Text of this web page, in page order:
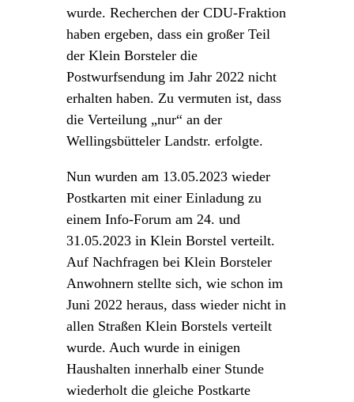
wurde. Recherchen der CDU-Fraktion
haben ergeben, dass ein großer Teil
der Klein Borsteler die
Postwurfsendung im Jahr 2022 nicht
erhalten haben. Zu vermuten ist, dass
die Verteilung „nur“ an der
Wellingsbütteler Landstr. erfolgte.
Nun wurden am 13.05.2023 wieder
Postkarten mit einer Einladung zu
einem Info-Forum am 24. und
31.05.2023 in Klein Borstel verteilt.
Auf Nachfragen bei Klein Borsteler
Anwohnern stellte sich, wie schon im
Juni 2022 heraus, dass wieder nicht in
allen Straßen Klein Borstels verteilt
wurde. Auch wurde in einigen
Haushalten innerhalb einer Stunde
wiederholt die gleiche Postkarte